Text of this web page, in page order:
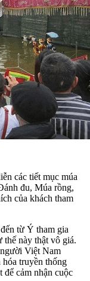
các tiết mục múa
đu, Múa rồng,
của khách tham
từ Ý tham gia
thế này thật vô giá.
Việt Nam
truyền thống
cảm nhận cuộc